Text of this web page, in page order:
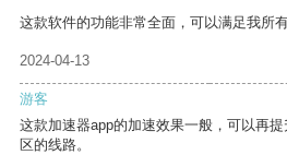
这款软件的功能非常全面，可以满足我所有
2024-04-13
游客
这款加速器app的加速效果一般，可以再
区的线路。